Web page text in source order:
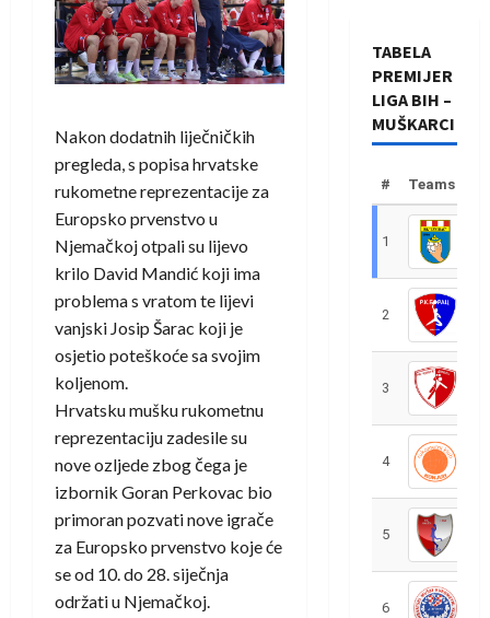
Nakon dodatnih liječničkih
pregleda, s popisa hrvatske
rukometne reprezentacije za
Europsko prvenstvo u
Njemačkoj otpali su lijevo
krilo David Mandić koji ima
problema s vratom te lijevi
vanjski Josip Šarac koji je
osjetio poteškoće sa svojim
koljenom.
Hrvatsku mušku rukometnu
reprezentaciju zadesile su
nove ozljede zbog čega je
izbornik Goran Perkovac bio
primoran pozvati nove igrače
za Europsko prvenstvo koje će
se od 10. do 28. siječnja
održati u Njemačkoj.
TABELA
PREMIJER
LIGA BIH –
MUŠKARCI
# Teams
1
2
3
4
5
6